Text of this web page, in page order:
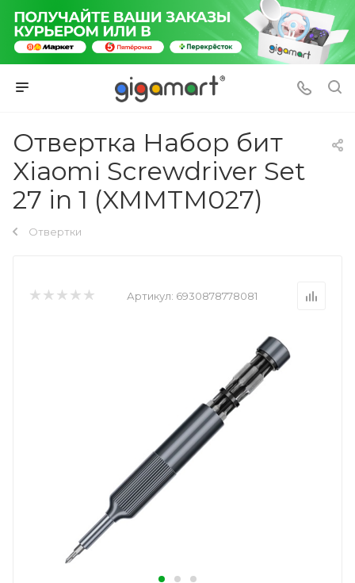
Отвертка Набор бит
Xiaomi Screwdriver Set
27 in 1 (XMMTM027)
Отвертки
Артикул: 6930878778081